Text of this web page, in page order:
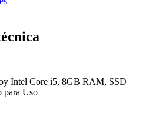
Intel Core i5, 8GB RAM, SSD
para Uso